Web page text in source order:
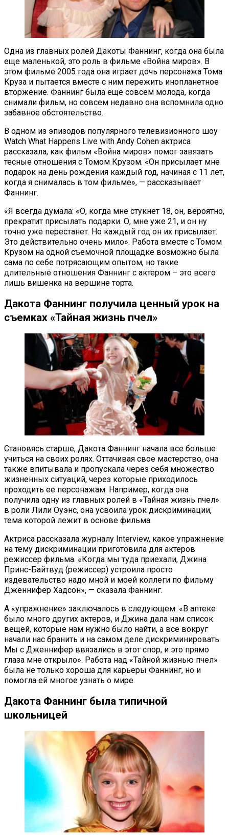
Одна из главных ролей Дакоты Фаннинг, когда она была
еще маленькой, это роль в фильме «Война миров». В
этом фильме 2005 года она играет дочь персонажа Тома
Круза и пытается вместе с ним пережить инопланетное
вторжение. Фаннинг была еще совсем молода, когда
снимали фильм, но совсем недавно она вспомнила одно
забавное обстоятельство.
В одном из эпизодов популярного телевизионного шоу
Watch What Happens Live with Andy Cohen актриса
рассказала, как фильм «Война миров» помог завязать
тесные отношения с Томом Крузом. «Он присылает мне
подарок на день рождения каждый год, начиная с 11 лет,
когда я снималась в том фильме», — рассказывает
Фаннинг.
«Я всегда думала: «О, когда мне стукнет 18, он, вероятно,
прекратит присылать подарки. О, мне уже 21, и он ну
точно уже перестанет. Но каждый год он их присылает.
Это действительно очень мило». Работа вместе с Томом
Крузом на одной съемочной площадке возможно была
сама по себе потрясающим опытом, но такие
длительные отношения Фаннинг с актером – это всего
лишь вишенка на вершине торта.
Дакота Фаннинг получила ценный урок на
съемках «Тайная жизнь пчел»
Становясь старше, Дакота Фаннинг начала все больше
учиться на своих ролях. Оттачивая свое мастерство, она
также впитывала и пропускала через себя множество
жизненных ситуаций, через которые приходилось
проходить ее персонажам. Например, когда она
получила одну из главных ролей в «Тайная жизнь пчел»
в роли Лили Оуэнс, она усвоила урок дискриминации,
тема которой лежит в основе фильма.
Актриса рассказала журналу Interview, какое упражнение
на тему дискриминации приготовила для актеров
режиссер фильма. «Когда мы туда приехали, Джина
Принс-Байтвуд (режиссер) устроила просто
издевательство надо мной и моей коллеги по фильму
Дженнифер Хадсон», — сказала Фаннинг.
А «упражнение» заключалось в следующем: «В аптеке
было много других актеров, и Джина дала нам список
вещей, которые нам нужно было найти, а все вокруг
начали нас бранить и на самом деле дискриминировать.
Мы с Дженнифер ввязались в этот спор, и это прямо
глаза мне открыло». Работа над «Тайной жизнью пчел»
была не только хороша для карьеры Фаннинг, но и
помогла ей многое узнать о мире.
Дакота Фаннинг была типичной
школьницей